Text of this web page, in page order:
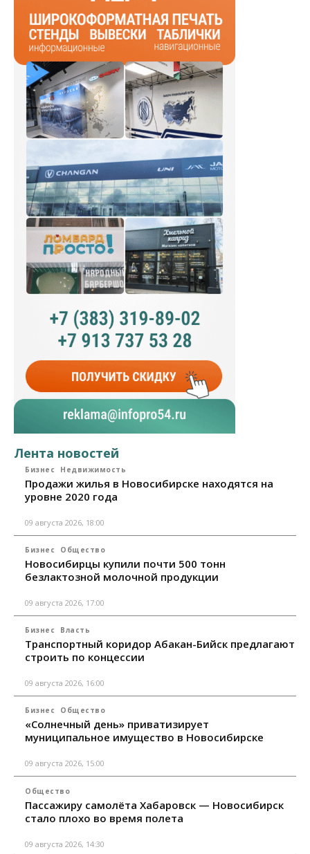
Лента новостей
Бизнес Недвижимость
Продажи жилья в Новосибирске находятся на
уровне 2020 года
09 августа 2026, 18:00
Бизнес Общество
Новосибирцы купили почти 500 тонн
безлактозной молочной продукции
09 августа 2026, 17:00
Бизнес Власть
Транспортный коридор Абакан-Бийск предлагают
строить по концессии
09 августа 2026, 16:00
Бизнес Общество
«Солнечный день» приватизирует
муниципальное имущество в Новосибирске
09 августа 2026, 15:00
Общество
Пассажиру самолёта Хабаровск — Новосибирск
стало плохо во время полета
09 августа 2026, 14:30